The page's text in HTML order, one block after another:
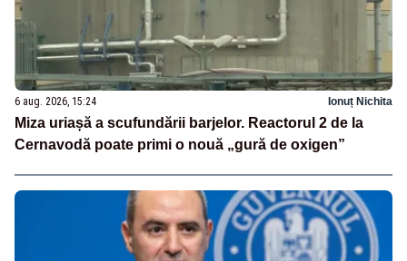
6 aug. 2026, 15:24 Ionuț Nichita
Miza uriașă a scufundării barjelor. Reactorul 2 de la
Cernavodă poate primi o nouă „gură de oxigen”